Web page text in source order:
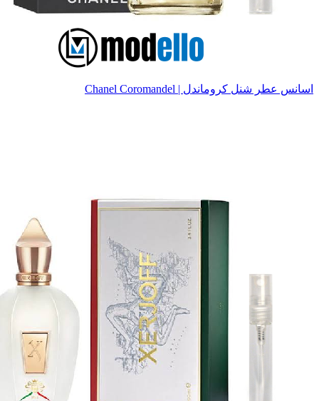
اسانس عطر شنل کروماندل | Chanel Coromandel